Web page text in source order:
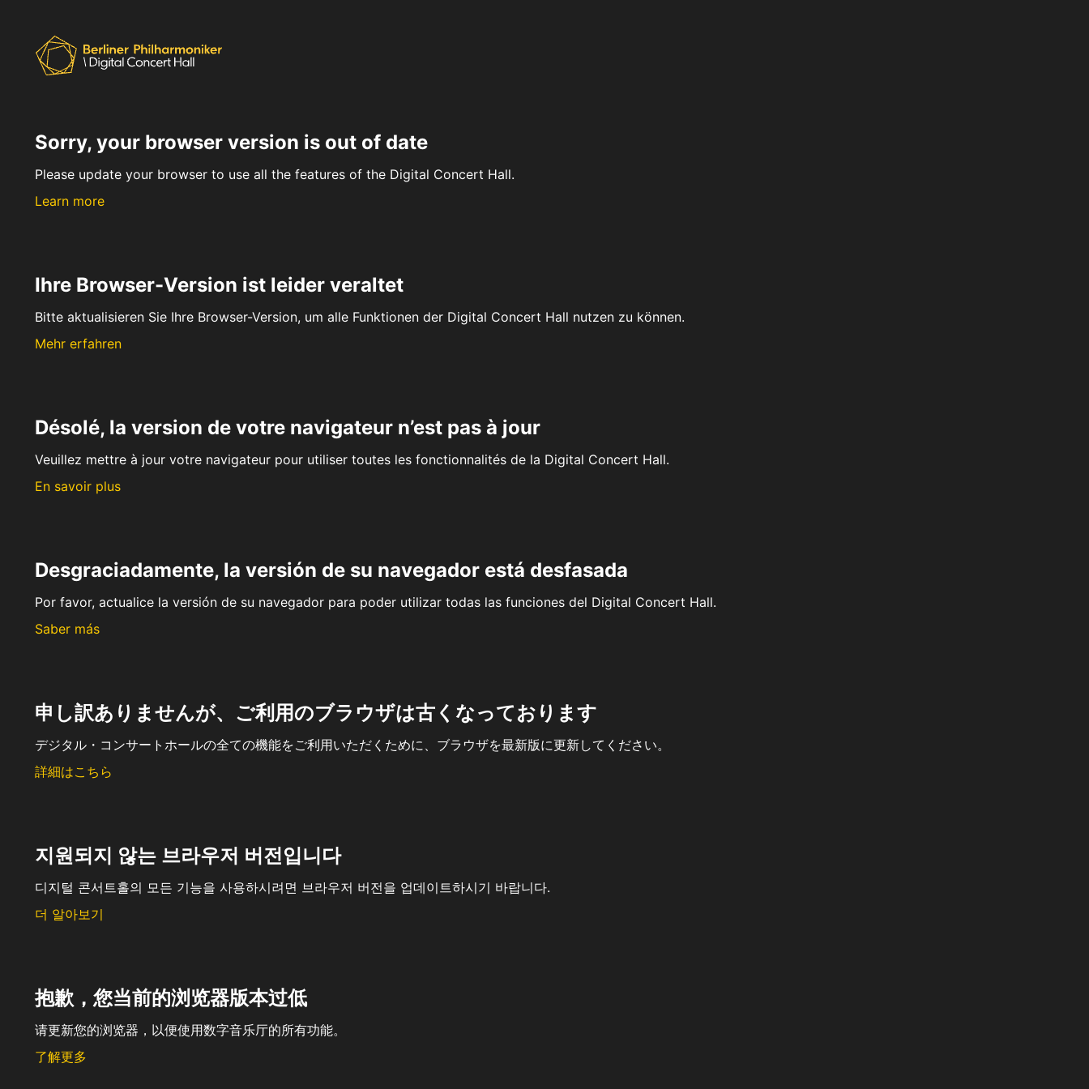
Sorry, your browser version is out of date
Please update your browser to use all the features of the Digital Concert Hall.
Learn more
Ihre Browser-Version ist leider veraltet
Bitte aktualisieren Sie Ihre Browser-Version, um alle Funktionen der Digital Concert Hall nutzen zu können.
Mehr erfahren
Désolé, la version de votre navigateur n’est pas à jour
Veuillez mettre à jour votre navigateur pour utiliser toutes les fonctionnalités de la Digital Concert Hall.
En savoir plus
Desgraciadamente, la versión de su navegador está desfasada
Por favor, actualice la versión de su navegador para poder utilizar todas las funciones del Digital Concert Hall.
Saber más
申し訳ありませんが、ご利用のブラウザは古くなっております
デジタル・コンサートホールの全ての機能をご利用いただくために、ブラウザを最新版に更新してください。
詳細はこちら
지원되지 않는 브라우저 버전입니다
디지털 콘서트홀의 모든 기능을 사용하시려면 브라우저 버전을 업데이트하시기 바랍니다.
더 알아보기
抱歉，您当前的浏览器版本过低
请更新您的浏览器，以便使用数字音乐厅的所有功能。
了解更多